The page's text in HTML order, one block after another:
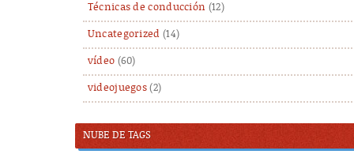
Técnicas de conducción (12)
Uncategorized (14)
vídeo (60)
videojuegos (2)
NUBE DE TAGS